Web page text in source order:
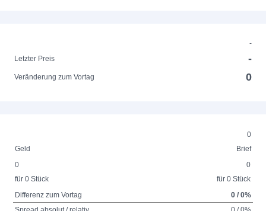
-
Letzter Preis
-
Veränderung zum Vortag 0
0
Geld
Brief
0
für 0 Stück
0
für 0 Stück
Differenz zum Vortag
0 / 0%